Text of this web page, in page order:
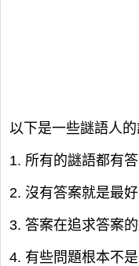
以下是一些謎語人的
1. 所有的謎語都有
2. 沒有答案就是最好
3. 答案在追求答案
4. 有些問題根本不